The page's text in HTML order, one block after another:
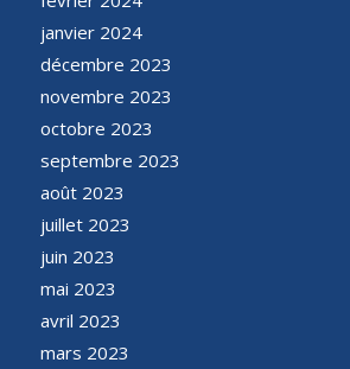
janvier 2024
décembre 2023
novembre 2023
octobre 2023
septembre 2023
août 2023
juillet 2023
juin 2023
mai 2023
avril 2023
mars 2023